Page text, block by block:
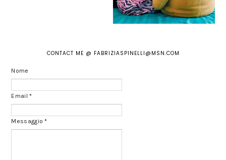
CONTACT ME @ FABRIZIASPINELLI@MSN.COM
Nome
Email*
Messaggio*